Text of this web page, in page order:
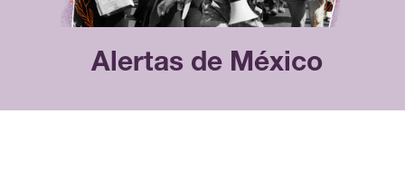
Alertas de México